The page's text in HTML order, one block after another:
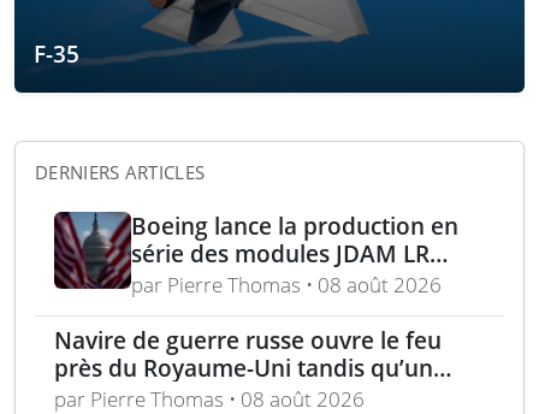
F-35
DERNIERS ARTICLES
Boeing lance la production en
série des modules JDAM LR
pour frappes de précision
longue portée
par Pierre Thomas • 08 août 2026
Navire de guerre russe ouvre le feu
près du Royaume-Uni tandis qu’un
bateau britannique se rapproche
par Pierre Thomas • 08 août 2026